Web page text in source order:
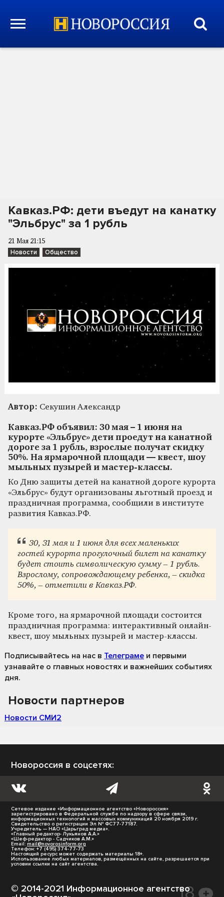
Кавказ.РФ: дети въедут на канатку
"Эльбрус" за 1 рубль
21 Мая 21:15
Новости Общество
Автор: Секушин Александр
Кавказ.РФ объявил: 30 мая – 1 июня на
курорте «Эльбрус» дети проедут на канатной
дороге за 1 рубль, взрослые получат скидку
50%. На ярмарочной площади — квест, шоу
мыльных пузырей и мастер-классы.
Ко Дню защиты детей на канатной дороге курорта
«Эльбрус» будут организованы льготный проезд и
праздничная программа, сообщили в институте
развития Кавказ.РФ.
30, 31 мая и 1 июня для всех маленьких
гостей курорта прогулочный билет на канатку
будет стоить символическую сумму – 1 рубль.
Взрослому, сопровождающему ребенка, – скидка
50%, – отметили в Кавказ.РФ.
Кроме того, на ярмарочной площади состоится
праздничная программа: интерактивный онлайн-
квест, шоу мыльных пузырей и мастер-классы.
Подписывайтесь на нас в Телеграме и первыми
узнавайте о главных новостях и важнейших событиях
дня.
Новости партнеров
Новости СМИ2
Новороссия в соцсетях:
Сетевое издание «Информационное агентство «Новороссия»
зарегистрировано в Федеральной службе по надзору в сфере связи,
информационных технологий и массовых коммуникаций 20 ноября 2019 г.
Свидетельство о регистрации Эл № ФС77-77187.
Учредитель — НАО «Царьград медиа».
«Главный редактор- Лукьянов А.А.»
«Шеф-редактор - Садчиков А.М.»
Email: mail@novorosinform.org
Телефон: +7 (495) 374-77-73
Настоящий ресурс может содержать материалы 18+.
Использование любых материалов, размещённых на сайте, разрешается при
условии ссылки на сайт агентства.
© 2014-2021 Информационное агентство